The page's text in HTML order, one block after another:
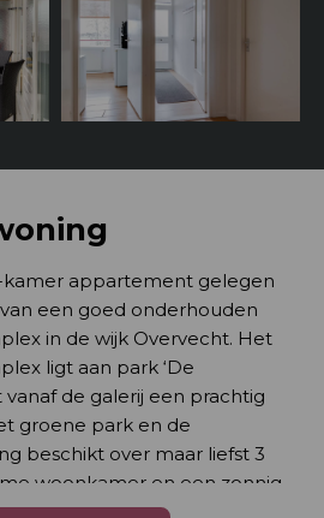
appartement gelegen
een goed onderhouden
in de wijk Overvecht. Het
ligt aan park ‘De
de galerij een prachtig
groene park en de
beschikt over maar liefst 3
woonkamer en een zonnig